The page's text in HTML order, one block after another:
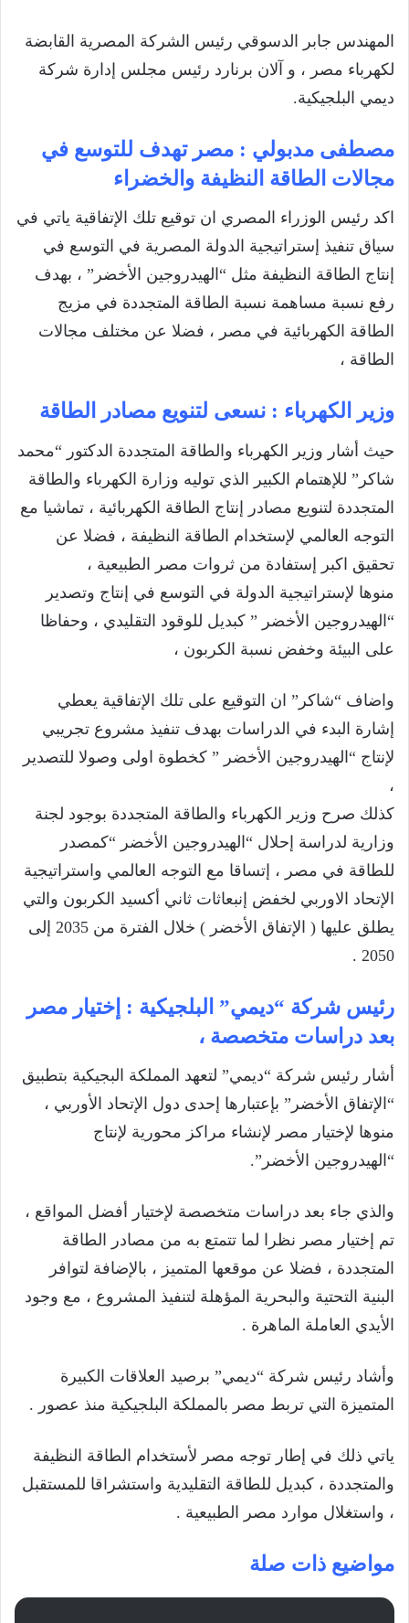
المهندس جابر الدسوقي رئيس الشركة المصرية القابضة
لكهرباء مصر ، و آلان برنارد رئيس مجلس إدارة شركة
ديمي البلجيكية.
مصطفى مدبولي : مصر تهدف للتوسع في
مجالات الطاقة النظيفة والخضراء
اكد رئيس الوزراء المصري ان توقيع تلك الإتفاقية ياتي في
سياق تنفيذ إستراتيجية الدولة المصرية في التوسع في
إنتاج الطاقة النظيفة مثل “الهيدروجين الأخضر” ، بهدف
رفع نسبة مساهمة نسبة الطاقة المتجددة في مزيج
الطاقة الكهربائية في مصر ، فضلا عن مختلف مجالات
الطاقة ،
وزير الكهرباء : نسعى لتنويع مصادر الطاقة
حيث أشار وزير الكهرباء والطاقة المتجددة الدكتور “محمد
شاكر” للإهتمام الكبير الذي توليه وزارة الكهرباء والطاقة
المتجددة لتنويع مصادر إنتاج الطاقة الكهربائية ، تماشيا مع
التوجه العالمي لإستخدام الطاقة النظيفة ، فضلا عن
تحقيق اكبر إستفادة من ثروات مصر الطبيعية ،
منوها لإستراتيجية الدولة في التوسع في إنتاج وتصدير
“الهيدروجين الأخضر ” كبديل للوقود التقليدي ، وحفاظا
على البيئة وخفض نسبة الكربون ،
واضاف “شاكر” ان التوقيع على تلك الإتفاقية يعطي
إشارة البدء في الدراسات بهدف تنفيذ مشروع تجريبي
لإنتاج “الهيدروجين الأخضر ” كخطوة اولى وصولا للتصدير
،
كذلك صرح وزير الكهرباء والطاقة المتجددة بوجود لجنة
وزارية لدراسة إحلال “الهيدروجين الأخضر “كمصدر
للطاقة في مصر ، إتساقا مع التوجه العالمي واستراتيجية
الإتحاد الاوربي لخفض إنبعاثات ثاني أكسيد الكربون والتي
يطلق عليها ( الإتفاق الأخضر ) خلال الفترة من 2035 إلى
2050 .
رئيس شركة “ديمي” البلجيكية : إختيار مصر
بعد دراسات متخصصة ،
أشار رئيس شركة “ديمي” لتعهد المملكة البجيكية بتطبيق
“الإتفاق الأخضر” بإعتبارها إحدى دول الإتحاد الأوربي ،
منوها لإختيار مصر لإنشاء مراكز محورية لإنتاج
“الهيدروجين الأخضر”.
والذي جاء بعد دراسات متخصصة لإختيار أفضل المواقع ،
تم إختيار مصر نظرا لما تتمتع به من مصادر الطاقة
المتجددة ، فضلا عن موقعها المتميز ، بالإضافة لتوافر
البنية التحتية والبحرية المؤهلة لتنفيذ المشروع ، مع وجود
الأيدي العاملة الماهرة .
وأشاد رئيس شركة “ديمي” برصيد العلاقات الكبيرة
المتميزة التي تربط مصر بالمملكة البلجيكية منذ عصور .
ياتي ذلك في إطار توجه مصر لأستخدام الطاقة النظيفة
والمتجددة ، كبديل للطاقة التقليدية واستشراقا للمستقبل
، واستغلال موارد مصر الطبيعية .
مواضيع ذات صلة